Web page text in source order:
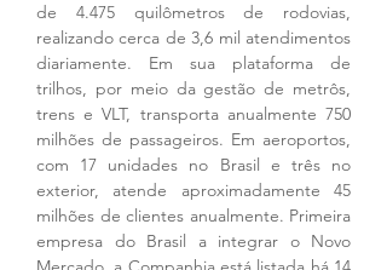
de 4.475 quilômetros de rodovias,
realizando cerca de 3,6 mil atendimentos
diariamente. Em sua plataforma de
trilhos, por meio da gestão de metrôs,
trens e VLT, transporta anualmente 750
milhões de passageiros. Em aeroportos,
com 17 unidades no Brasil e três no
exterior, atende aproximadamente 45
milhões de clientes anualmente. Primeira
empresa do Brasil a integrar o Novo